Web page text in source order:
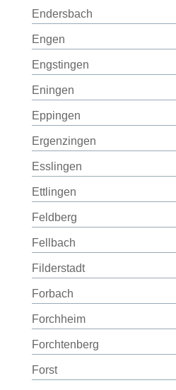
Endersbach
Engen
Engstingen
Eningen
Eppingen
Ergenzingen
Esslingen
Ettlingen
Feldberg
Fellbach
Filderstadt
Forbach
Forchheim
Forchtenberg
Forst